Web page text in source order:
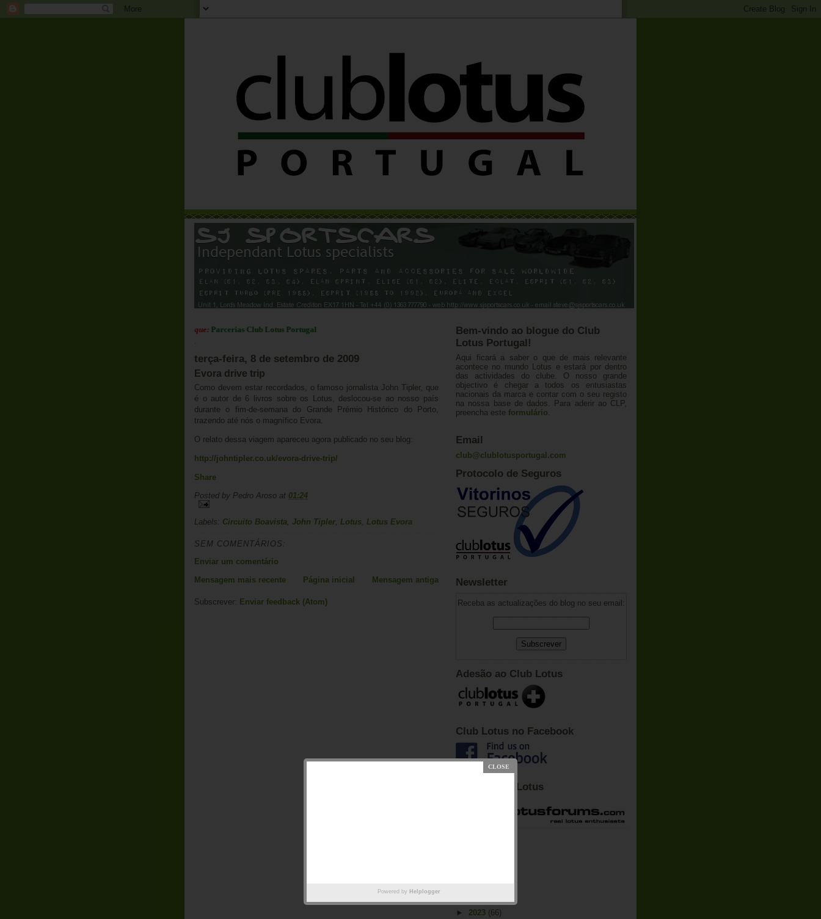
Parcerias Club Lotus Portugal
terça-feira, 8 de setembro de 2009
Evora drive trip
Como devem estar recordados, o famoso jornalista John Tipler, que
é o autor de 6 livros sobre os Lotus, deslocou-se ao nosso país
durante o fim-de-semana do Grande Prémio Histórico do Porto,
trazendo até nós o magnífico Evora.
O relato dessa viagem apareceu agora publicado no seu blog:
http://johntipler.co.uk/evora-drive-trip/
Share
Posted by Pedro Aroso at 01:24
Labels: Circuito Boavista John Tipler, Lotus Lotus Evora
SEM COMENTÁRIOS:
Enviar um comentário
Mensagem mais recente
Mensagem antiga
Página inicial
Subscrever: Enviar feedback (Atom)
Bem-vindo ao blogue do Club
Lotus Portugal!
Aqui ficará a saber o que de mais relevante
acontece no mundo Lotus e estará por dentro
das actividades do clube. O nosso grande
objectivo é chegar a todos os entusiastas
nacionais da marca e contar com o seu registo
na nossa base de dados. Para aderir ao CLP,
preencha este formulário.
Email
club@clublotusportugal.com
Powered by Helplogger
Protocolo de Seguros
Newsletter
Receba as actualizações do blog no seu email:
Adesão ao Club Lotus
Club Lotus no Facebook
Fórum Club Lotus
► 2023 (66)